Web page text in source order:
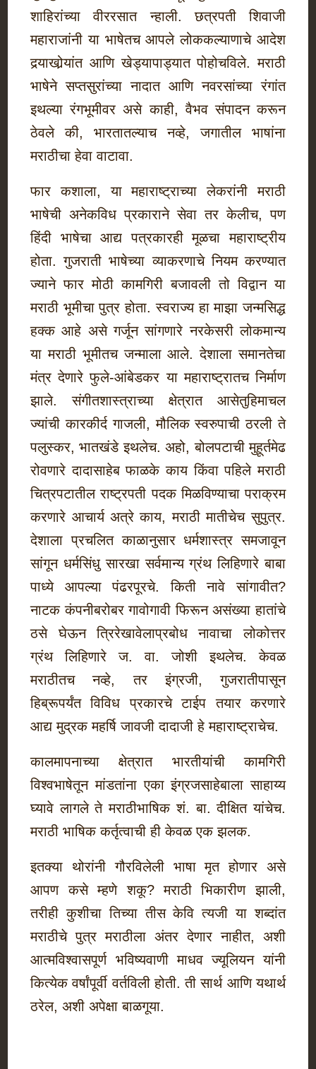
शाहिरांच्या वीररसात न्हाली. छत्रपती शिवाजी
महाराजांनी या भाषेतच आपले लोककल्याणाचे आदेश
दर्‍याखोर्‍यांत आणि खेड्यापाड्यात पोहोचविले. मराठी
भाषेने सप्तसुरांच्या नादात आणि नवरसांच्या रंगांत
इथल्या रंगभूमीवर असे काही, वैभव संपादन करून
ठेवले की, भारतातल्याच नव्हे, जगातील भाषांना
मराठीचा हेवा वाटावा.
फार कशाला, या महाराष्ट्राच्या लेकरांनी मराठी
भाषेची अनेकविध प्रकाराने सेवा तर केलीच, पण
हिंदी भाषेचा आद्य पत्रकारही मूळचा महाराष्ट्रीय
होता. गुजराती भाषेच्या व्याकरणाचे नियम करण्यात
ज्याने फार मोठी कामगिरी बजावली तो विद्वान या
मराठी भूमीचा पुत्र होता. स्वराज्य हा माझा जन्मसिद्ध
हक्क आहे असे गर्जून सांगणारे नरकेसरी लोकमान्य
या मराठी भूमीतच जन्माला आले. देशाला समानतेचा
मंत्र देणारे फुले-आंबेडकर या महाराष्ट्रातच निर्माण
झाले. संगीतशास्त्राच्या क्षेत्रात आसेतुहिमाचल
ज्यांची कारकीर्द गाजली, मौलिक स्वरुपाची ठरली ते
पलुस्कर, भातखंडे इथलेच. अहो, बोलपटाची मुहूर्तमेढ
रोवणारे दादासाहेब फाळके काय किंवा पहिले मराठी
चित्रपटातील राष्ट्रपती पदक मिळविण्याचा पराक्रम
करणारे आचार्य अत्रे काय, मराठी मातीचेच सुपुत्र.
देशाला प्रचलित काळानुसार धर्मशास्त्र समजावून
सांगून धर्मसिंधु सारखा सर्वमान्य ग्रंथ लिहिणारे बाबा
पाध्ये आपल्या पंढरपूरचे. किती नावे सांगावीत?
नाटक कंपनीबरोबर गावोगावी फिरून असंख्या हातांचे
ठसे घेऊन त्रिरेखावेलाप्रबोध नावाचा लोकोत्तर
ग्रंथ लिहिणारे ज. वा. जोशी इथलेच. केवळ
मराठीतच नव्हे, तर इंग्रजी, गुजरातीपासून
हिब्रूपर्यंत विविध प्रकारचे टाईप तयार करणारे
आद्य मुद्रक महर्षि जावजी दादाजी हे महाराष्ट्राचेच.
कालमापनाच्या क्षेत्रात भारतीयांची कामगिरी
विश्वभाषेतून मांडतांना एका इंग्रजसाहेबाला साहाय्य
घ्यावे लागले ते मराठीभाषिक शं. बा. दीक्षित यांचेच.
मराठी भाषिक कर्तृत्वाची ही केवळ एक झलक.
इतक्या थोरांनी गौरविलेली भाषा मृत होणार असे
आपण कसे म्हणे शकू? मराठी भिकारीण झाली,
तरीही कुशीचा तिच्या तीस केवि त्यजी या शब्दांत
मराठीचे पुत्र मराठीला अंतर देणार नाहीत, अशी
आत्मविश्वासपूर्ण भविष्यवाणी माधव ज्यूलियन यांनी
कित्येक वर्षांपूर्वी वर्तविली होती. ती सार्थ आणि यथार्थ
ठरेल, अशी अपेक्षा बाळगूया.